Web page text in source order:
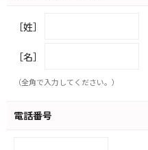
［姓］
［名］
（全角で入力してください。）
電話番号